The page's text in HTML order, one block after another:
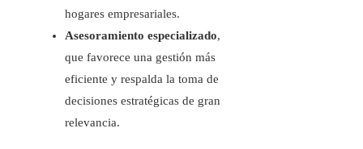
hogares empresariales.
Asesoramiento especializado,
que favorece una gestión más
eficiente y respalda la toma de
decisiones estratégicas de gran
relevancia.